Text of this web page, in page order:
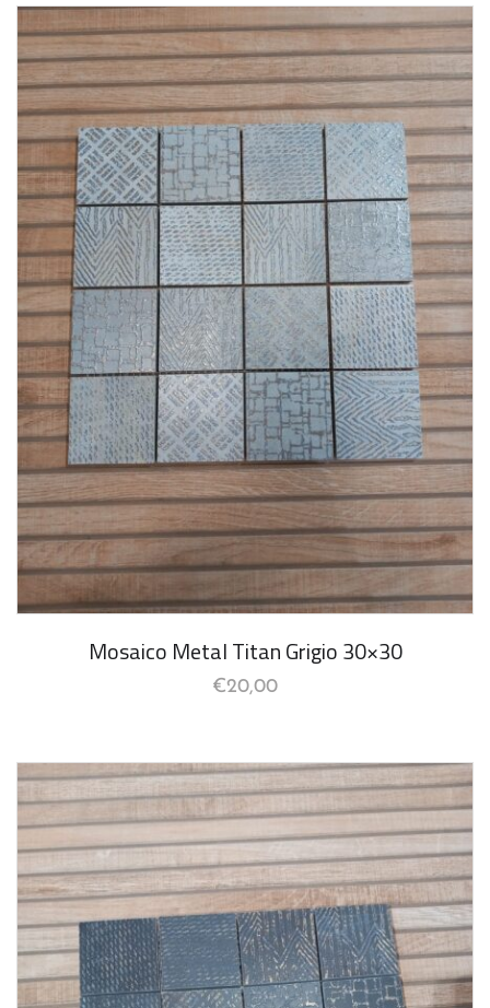
Mosaico Metal Titan Grigio 30×30
€20,00